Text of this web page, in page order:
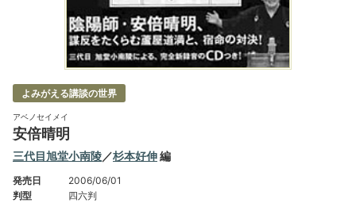
よみがえる講談の世界
アベノセイメイ
安倍晴明
三代目旭堂小南陵／杉本好伸編
発売日
2006/06/01
判型
四六判